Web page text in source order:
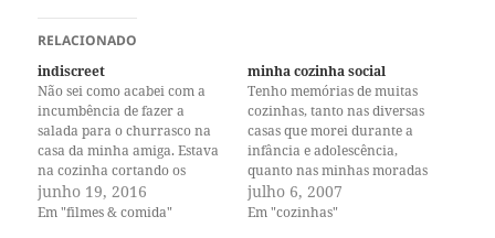
RELACIONADO
indiscreet
Não sei como acabei com a
incumbência de fazer a
salada para o churrasco na
casa da minha amiga. Estava
na cozinha cortando os
tomates, as abobrinhas e as
cebolas quando a mãe dela
junho 19, 2016
Em "filmes & comida"
minha cozinha social
Tenho memórias de muitas
cozinhas, tanto nas diversas
casas que morei durante a
infância e adolescência,
quanto nas minhas moradas
de pessoa jovem casada com
filho. Na minha primeira
julho 6, 2007
Em "cozinhas"